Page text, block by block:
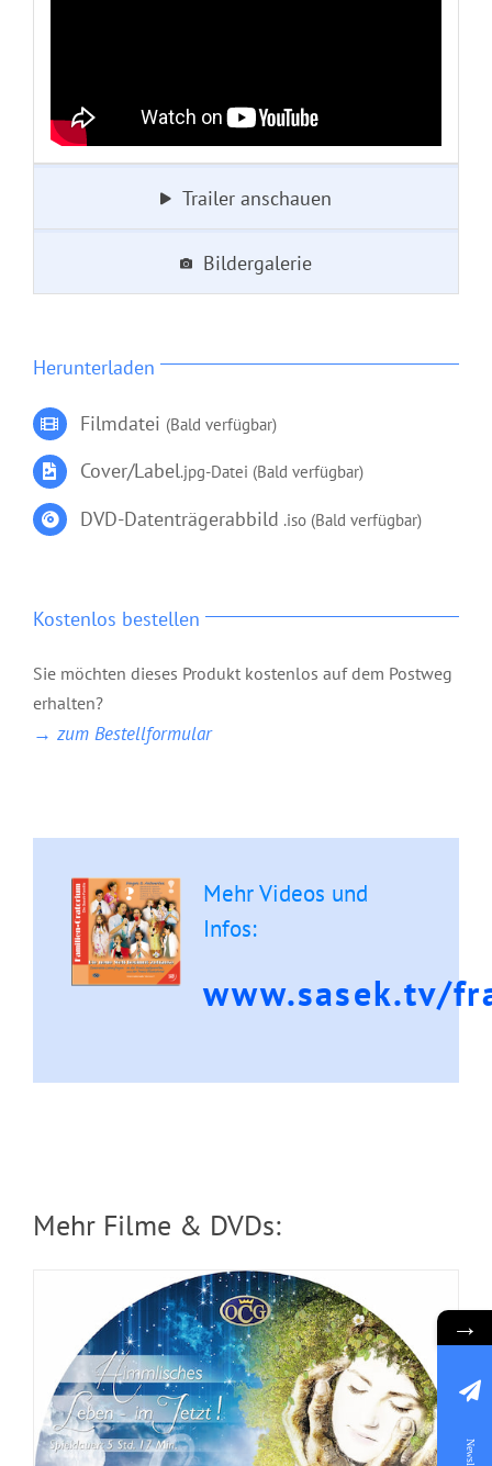
Trailer anschauen
Bildergalerie
Herunterladen
Filmdatei (Bald verfügbar)
Cover/Label.jpg-Datei (Bald verfügbar)
DVD-Datenträgerabbild .iso (Bald verfügbar)
Kostenlos bestellen
Sie möchten dieses Produkt kostenlos auf dem Postweg
erhalten?
→ zum Bestellformular
Mehr Videos und
Infos:
www.sasek.tv/
Mehr Filme & DVDs:
→